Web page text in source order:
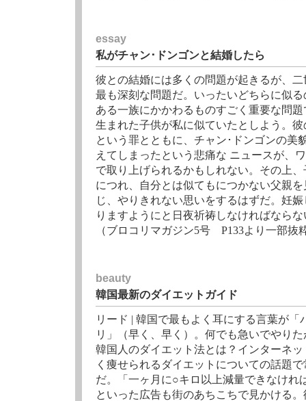
essay
私がチャン･ドンゴンと結婚したら
彼との結婚には多くの問題が起きるが、
最も深刻な問題だ。いったいどちらに似
ある一族にかかわるものすごく重要な問
生まれた子供が私に似ていたとしよう。
という罪とともに、チャン･ドンゴンの美
えてしまったという悲痛な ニュースが、
で取り上げられるかもしれない。その上
につれ、自分とは似てもにつかない父親
じ、やりきれない思いをするはずだ。妊
りますようにと日夜祈祷しなければなら
（ブロコリマガジン5号 P133より一部抜
beauty
韓国最新のダイエットガイド
リード | 韓国で最もよく耳にする言葉が「
リ」（早く、早く）。何でも急いでやり
韓国人のダイエット法とは？インターネ
く痩せられるダイエットについての話題
だ。「一ヶ月に○キロ以上減量できなけれ
といった広告も街のあちこちで見かける